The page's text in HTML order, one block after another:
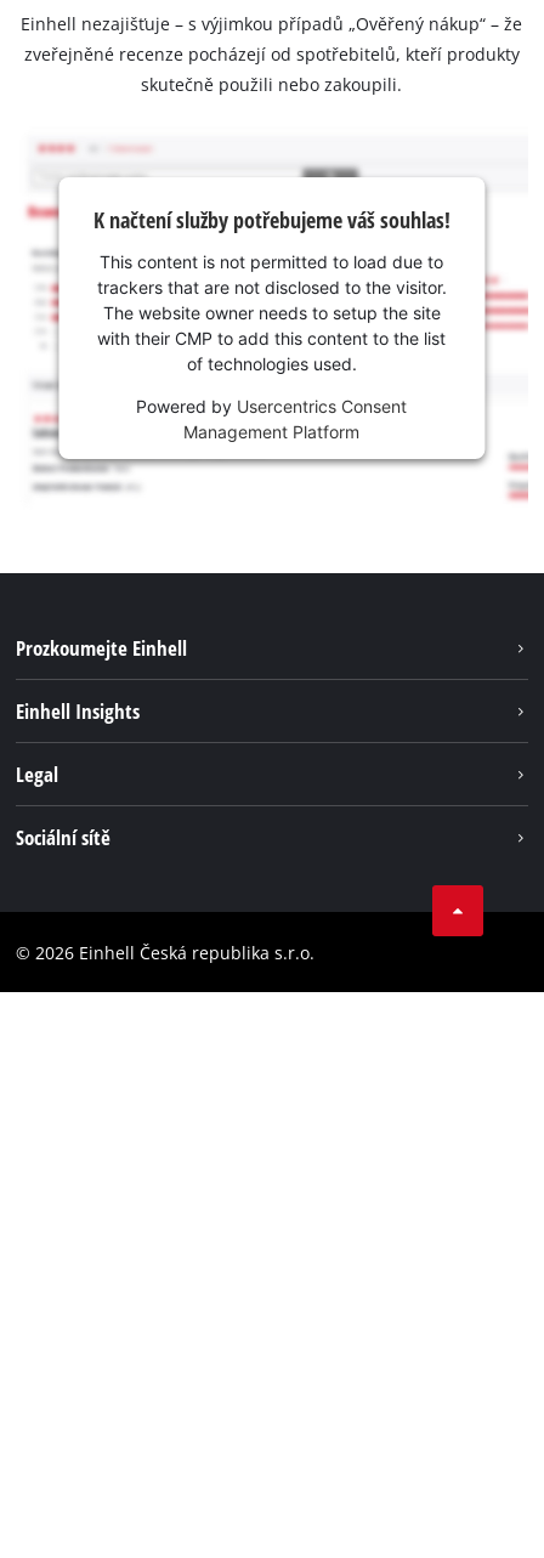
Einhell nezajišťuje – s výjimkou případů „Ověřený nákup“ – že
zveřejněné recenze pocházejí od spotřebitelů, kteří produkty
skutečně použili nebo zakoupili.
K načtení služby potřebujeme váš souhlas!
This content is not permitted to load due to
trackers that are not disclosed to the visitor.
The website owner needs to setup the site
with their CMP to add this content to the list
of technologies used.
Powered by Usercentrics Consent
Management Platform
Prozkoumejte Einhell
Systém akumulátorů
Einhell Insights
Legal
Prohlášení o přístupnosti
Sociální sítě
Instagram
© 2026 Einhell Česká republika s.r.o.